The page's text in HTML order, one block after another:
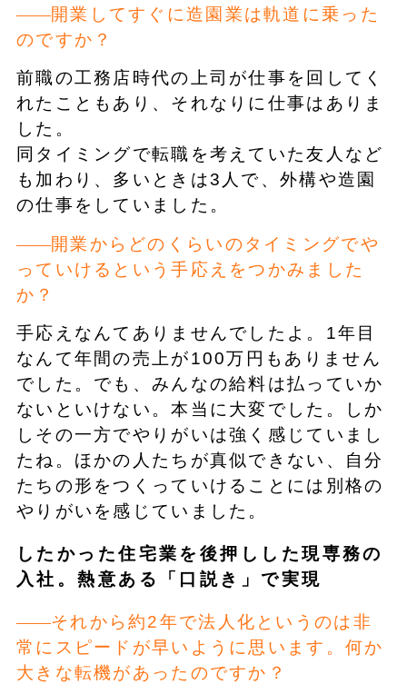
開業してすぐに造園業は軌道に乗った
のですか？
前職の工務店時代の上司が仕事を回してく
れたこともあり、それなりに仕事はありま
した。
同タイミングで転職を考えていた友人など
も加わり、多いときは3人で、外構や造園
の仕事をしていました。
開業からどのくらいのタイミングでや
っていけるという手応えをつかみました
か？
手応えなんてありませんでしたよ。1年目
なんて年間の売上が100万円もありません
でした。でも、みんなの給料は払っていか
ないといけない。本当に大変でした。しか
しその一方でやりがいは強く感じていまし
たね。ほかの人たちが真似できない、自分
たちの形をつくっていけることには別格の
やりがいを感じていました。
したかった住宅業を後押しした現専務の
入社。熱意ある「口説き」で実現
それから約2年で法人化というのは非
常にスピードが早いように思います。何か
大きな転機があったのですか？